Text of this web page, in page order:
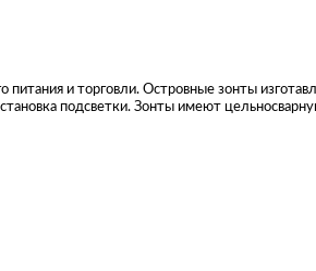
и торговли. Островные зонты
подсветки. Зонты имеют